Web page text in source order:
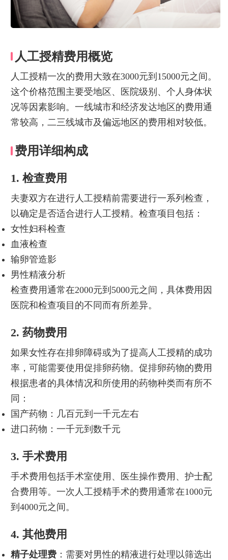
人工授精费用概览
人工授精一次的费用大致在3000元到15000元之间。
这个价格范围主要受地区、医院级别、个人身体状
况等因素影响。一线城市和经济发达地区的费用通
常较高，二三线城市及偏远地区的费用相对较低。
费用详细构成
1. 检查费用
夫妻双方在进行人工授精前需要进行一系列检查，
以确定是否适合进行人工授精。检查项目包括：
女性妇科检查
血液检查
输卵管造影
男性精液分析
检查费用通常在2000元到5000元之间，具体费用因
医院和检查项目的不同而有所差异。
2. 药物费用
如果女性存在排卵障碍或为了提高人工授精的成功
率，可能需要使用促排卵药物。促排卵药物的费用
根据患者的具体情况和所使用的药物种类而有所不
同：
国产药物：几百元到一千元左右
进口药物：一千元到数千元
3. 手术费用
手术费用包括手术室使用、医生操作费用、护士配
合费用等。一次人工授精手术的费用通常在1000元
到4000元之间。
4. 其他费用
精子处理费：需要对男性的精液进行处理以筛选出